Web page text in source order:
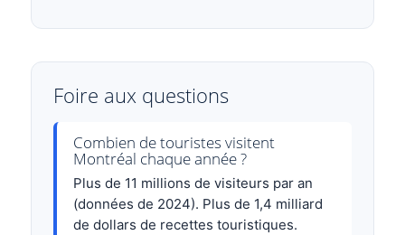
Foire aux questions
Combien de touristes visitent
Montréal chaque année ?
Plus de 11 millions de visiteurs par an
(données de 2024). Plus de 1,4 milliard
de dollars de recettes touristiques.